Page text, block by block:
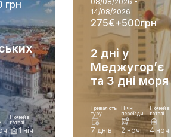
грн
Ночей в
готелі
1 ніч
08/08/2026 -
14/08/2026
275€+500грн
2 дні у
Меджугор’є
та 3 дні моря
Тривалість
туру
7 днів
Нічні
переїзди
2 ночі
Ночей в
готелі
4 ночі